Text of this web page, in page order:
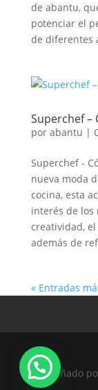
de abantu,
potenciar el
de diferentes
Superchef –
por abantu |
Superchef -
nueva moda
cocina, esta
interés de los
creatividad,
además de
« Entradas
Diseñado